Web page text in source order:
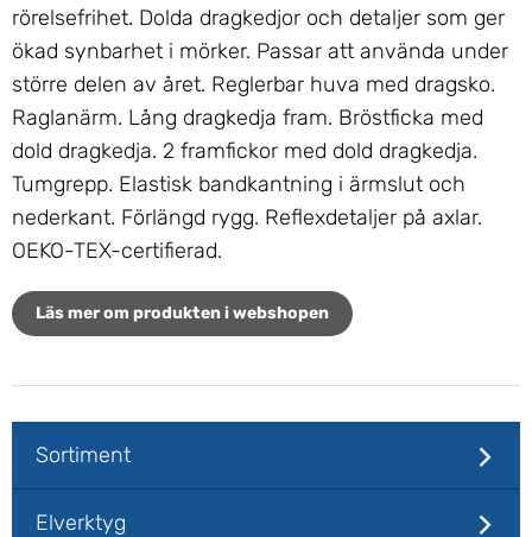
rörelsefrihet. Dolda dragkedjor och detaljer som ger
ökad synbarhet i mörker. Passar att använda under
större delen av året. Reglerbar huva med dragsko.
Raglanärm. Lång dragkedja fram. Bröstficka med
dold dragkedja. 2 framfickor med dold dragkedja.
Tumgrepp. Elastisk bandkantning i ärmslut och
nederkant. Förlängd rygg. Reflexdetaljer på axlar.
OEKO-TEX-certifierad.
Läs mer om produkten i webshopen
Sortiment
Elverktyg